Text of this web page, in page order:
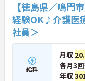
【徳島県／鳴
経験OK♪介護医
社員＞
給料
月収
各月3
年収